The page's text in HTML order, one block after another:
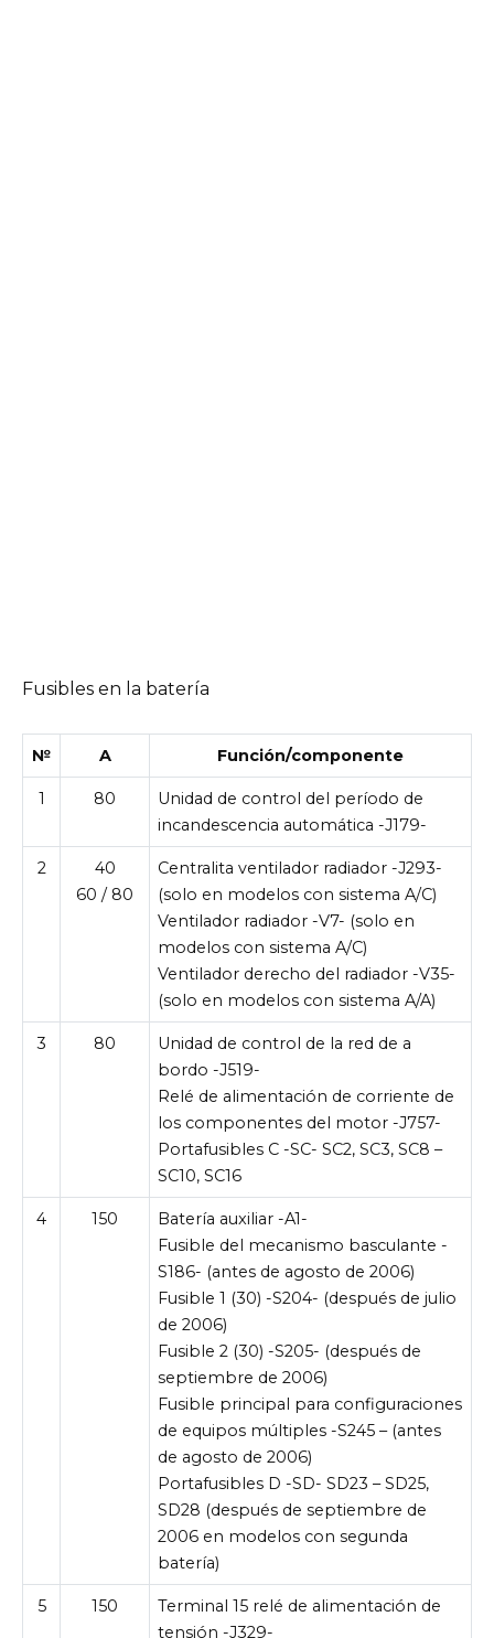
Fusibles en la batería
№ A Función/componente
1 80
Unidad de control del período de
incandescencia automática -J179-
2
40
60 / 80
Centralita ventilador radiador -J293-
(solo en modelos con sistema A/C)
Ventilador radiador -V7- (solo en
modelos con sistema A/C)
Ventilador derecho del radiador -V35-
(solo en modelos con sistema A/A)
3 80
Unidad de control de la red de a
bordo -J519-
Relé de alimentación de corriente de
los componentes del motor -J757-
Portafusibles C -SC- SC2, SC3, SC8 –
SC10, SC16
4 150
Batería auxiliar -A1-
Fusible del mecanismo basculante -
S186- (antes de agosto de 2006)
Fusible 1 (30) -S204- (después de julio
de 2006)
Fusible 2 (30) -S205- (después de
septiembre de 2006)
Fusible principal para configuraciones
de equipos múltiples -S245 – (antes
de agosto de 2006)
Portafusibles D -SD- SD23 – SD25,
SD28 (después de septiembre de
2006 en modelos con segunda
batería)
5 150
Terminal 15 relé de alimentación de
tensión -J329-